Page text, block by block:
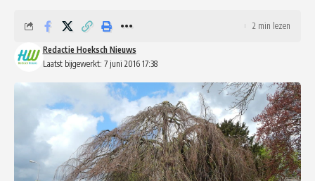
Laatst bijgewerkt: 7 juni 2016 17:38
Redactie Hoeksch Nieuws
2 min lezen